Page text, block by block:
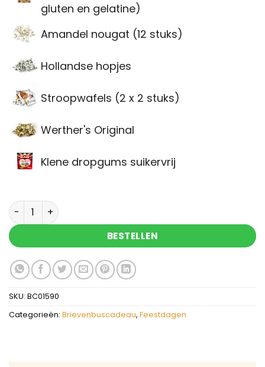
gluten en gelatine)
Amandel nougat (12 stuks)
Hollandse hopjes
Stroopwafels (2 x 2 stuks)
Werther's Original
Klene dropgums suikervrij
Brievenbuscadeau Groetjes Sint en Piet aantal
BESTELLEN
SKU: BC01590
Categorieën: Brievenbuscadeau, Feestdagen